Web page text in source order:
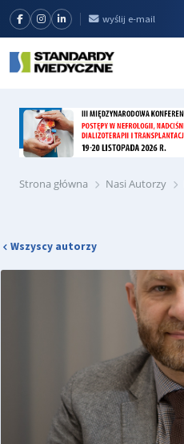
wyślij e-mail
Strona główna Nasi Autorzy
Wszyscy autorzy